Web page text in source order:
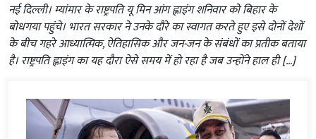
नई दिल्ली। म्यांमार के राष्ट्रपति यू मिन आंग ह्लाइंग शनिवार को बिहार के
बोधगया पहुंचे। भारत सरकार ने उनके दौरे का स्वागत करते हुए इसे दोनों देशों
के बीच गहरे आध्यात्मिक, ऐतिहासिक और जन-जन के संबंधों का प्रतीक बताया
है। राष्ट्रपति ह्लाइंग का यह दौरा ऐसे समय में हो रहा है जब उन्होंने हाल ही […]